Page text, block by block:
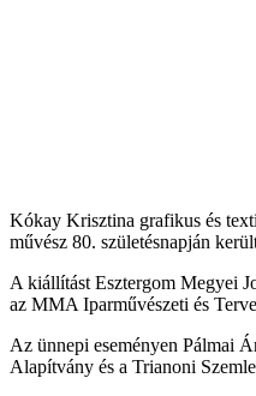
Kókay Krisztina grafikus és
művész 80. születésnapján
A kiállítást Esztergom Megyei
az MMA Iparművészeti és
Az ünnepi eseményen Pálmai
Alapítvány és a Trianoni